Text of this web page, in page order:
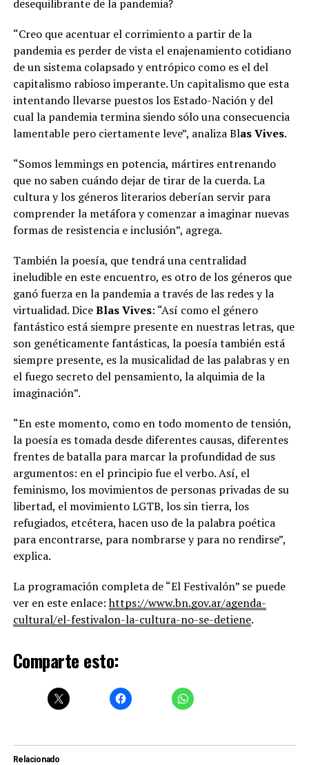
desequilibrante de la pandemia?
“Creo que acentuar el corrimiento a partir de la
pandemia es perder de vista el enajenamiento cotidiano
de un sistema colapsado y entrópico como es el del
capitalismo rabioso imperante. Un capitalismo que esta
intentando llevarse puestos los Estado-Nación y del
cual la pandemia termina siendo sólo una consecuencia
lamentable pero ciertamente leve”, analiza Blas Vives.
“Somos lemmings en potencia, mártires entrenando
que no saben cuándo dejar de tirar de la cuerda. La
cultura y los géneros literarios deberían servir para
comprender la metáfora y comenzar a imaginar nuevas
formas de resistencia e inclusión”, agrega.
También la poesía, que tendrá una centralidad
ineludible en este encuentro, es otro de los géneros que
ganó fuerza en la pandemia a través de las redes y la
virtualidad. DiceBlas Vives: “Así como el género
fantástico está siempre presente en nuestras letras, que
son genéticamente fantásticas, la poesía también está
siempre presente, es la musicalidad de las palabras y en
el fuego secreto del pensamiento, la alquimia de la
imaginación”.
“En este momento, como en todo momento de tensión,
la poesía es tomada desde diferentes causas, diferentes
frentes de batalla para marcar la profundidad de sus
argumentos: en el principio fue el verbo. Así, el
feminismo, los movimientos de personas privadas de su
libertad, el movimiento LGTB, los sin tierra, los
refugiados, etcétera, hacen uso de la palabra poética
para encontrarse, para nombrarse y para no rendirse”,
explica.
La programación completa de “El Festivalón” se puede
ver en este enlace:https://www.bn.gov.ar/agenda-
cultural/el-festivalon-la-cultura-no-se-detiene.
Comparte esto:
Relacionado